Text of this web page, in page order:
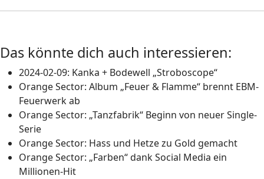
Das könnte dich auch interessieren:
2024-02-09: Kanka + Bodewell „Stroboscope“
Orange Sector: Album „Feuer & Flamme“ brennt EBM-
Feuerwerk ab
Orange Sector: „Tanzfabrik“ Beginn von neuer Single-
Serie
Orange Sector: Hass und Hetze zu Gold gemacht
Orange Sector: „Farben“ dank Social Media ein
Millionen-Hit